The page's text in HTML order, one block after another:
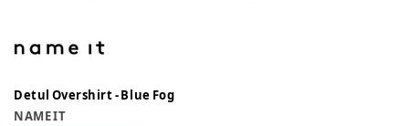
Detul Overshirt - Blue Fog
NAME IT